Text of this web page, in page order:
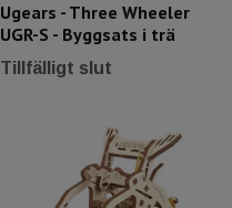
Ugears - Three Wheeler
UGR-S - Byggsats i trä
Tillfälligt slut